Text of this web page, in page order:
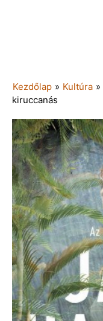
Kezdőlap » Kultúra »
kiruccanás